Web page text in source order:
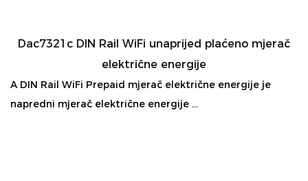
Dac7321c DIN Rail WiFi unaprijed plaćeno mjerač
električne energije
A DIN Rail WiFi Prepaid mjerač električne energije je
napredni mjerač električne energije ...